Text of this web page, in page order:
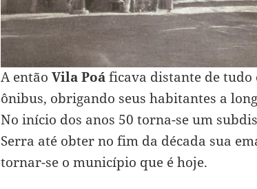
A então Vila Poáficava distante de tudo
ônibus, obrigando seus habitantes a
No início dos anos 50 torna-se um
Serra até obter no fim da década sua
tornar-se o município que é hoje.